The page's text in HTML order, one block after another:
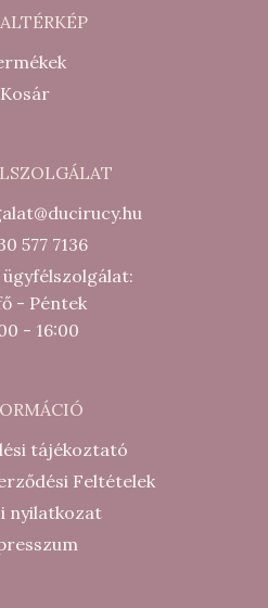
Kosár
577 7136
- Péntek
- 16:00
tájékoztató
Feltételek
nyilatkozat